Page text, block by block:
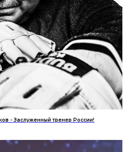
- Заслуженный тренер России!